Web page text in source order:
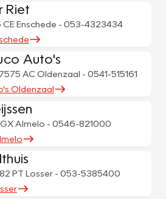
Riet
Enschede - 053-4323434
Auto's
AC Oldenzaal - 0541-515161
Oldenzaal
Almelo - 0546-821000
PT Losser - 053-5385400